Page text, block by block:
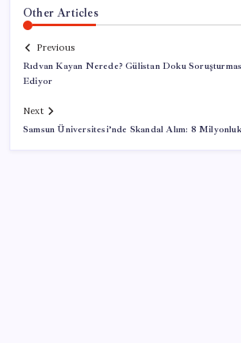
Other Articles
Previous
Rıdvan Kayan Nerede? Gülistan Doku
Ediyor
Next
Samsun Üniversitesi’nde Skandal Alım: 8